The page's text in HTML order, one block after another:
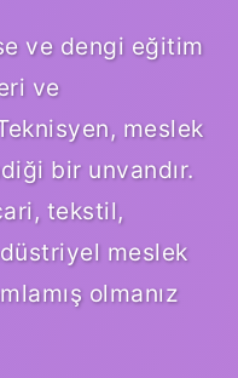
ve dengi eğitim
ve
meslek
bir unvandır.
tekstil,
meslek
olmanız